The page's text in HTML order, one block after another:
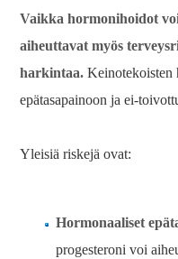
Vaikka hormonihoidot
aiheuttavat myös
harkintaa. Keinotekoisten
epätasapainoon ja ei-
Yleisiä riskejä ovat:
Hormonaaliset
progesteroni voi